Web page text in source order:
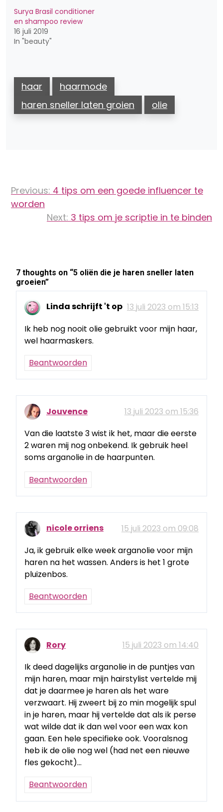
Surya Brasil conditioner
en shampoo review
16 juli 2019
In "beauty"
haar
haarmode
haren sneller laten groien
olie
navigatie
Previous: 4 tips om een goede influencer te
worden
Next: 3 tips om je scriptie in te binden
7 thoughts on “5 oliën die je haren sneller laten
groeien”
Linda schrijft 't op 13 juli 2023 om 15:13
Ik heb nog nooit olie gebruikt voor mijn haar,
wel haarmaskers.
Beantwoorden
Jouvence
13 juli 2023 om 15:36
Van die laatste 3 wist ik het, maar die eerste
2 waren mij nog onbekend. Ik gebruik heel
soms arganolie in de haarpunten.
Beantwoorden
nicole orriens
15 juli 2023 om 09:08
Ja, ik gebruik elke week arganolie voor mijn
haren na het wassen. Anders is het 1 grote
pluizenbos.
Beantwoorden
Rory
15 juli 2023 om 14:40
Ik deed dagelijks arganolie in de puntjes van
mijn haren, maar mijn hairstylist vertelde mij
dat je daarmee je haren als het ware
verzwaart. Hij zweert bij zo min mogelijk spul
in je haren, maar hij vertelde dat als ik perse
wat wilde dat ik dan wel voor een wax kon
gaan. Een hele specifieke ook. Vooralsnog
heb ik de olie nog wel (had net een nieuwe
fles gekocht)…
Beantwoorden